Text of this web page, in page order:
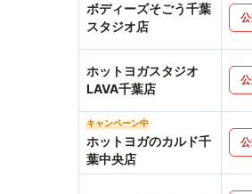
ボディーズそごう千葉
スタジオ店
ホットヨガスタジオ
LAVA千葉店
キャンペーン中
ホットヨガのカルド千
葉中央店